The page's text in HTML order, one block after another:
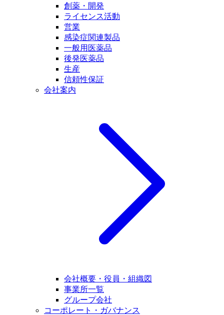
創薬・開発
ライセンス活動
営業
感染症関連製品
一般用医薬品
後発医薬品
生産
信頼性保証
会社案内
会社概要・役員・組織図
事業所一覧
グループ会社
コーポレート・ガバナンス